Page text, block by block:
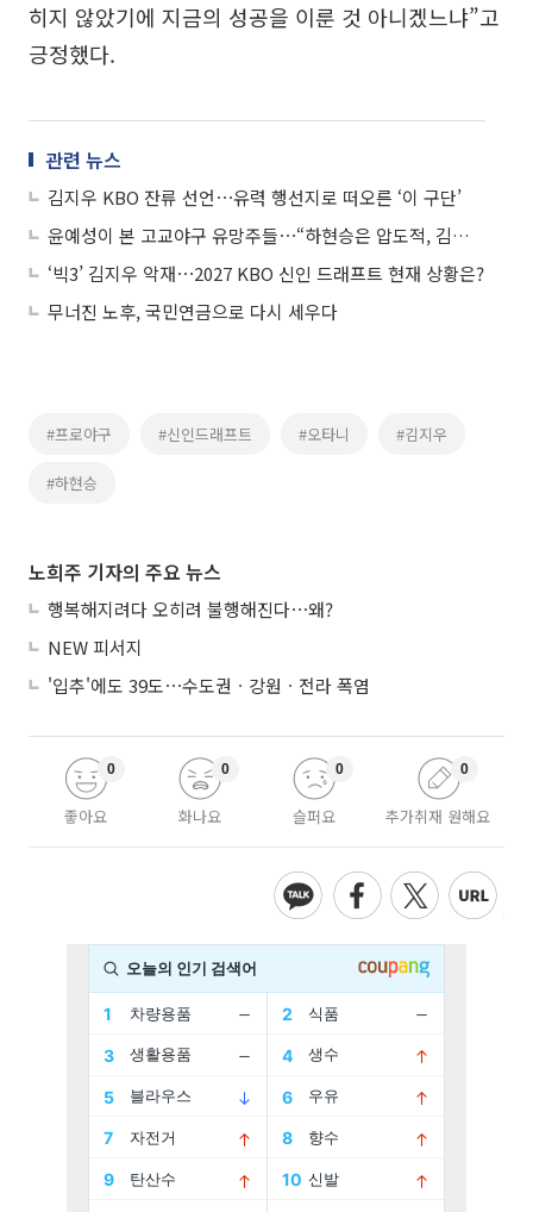
히지 않았기에 지금의 성공을 이룬 것 아니겠느냐”고
긍정했다.
관련 뉴스
김지우 KBO 잔류 선언⋯유력 행선지로 떠오른 ‘이 구단’
윤예성이 본 고교야구 유망주들⋯“하현승은 압도적, 김지우는 괴물”
‘빅3’ 김지우 악재⋯2027 KBO 신인 드래프트 현재 상황은?
무너진 노후, 국민연금으로 다시 세우다
#프로야구 #신인드래프트 #오타니 #김지우
#하현승
노희주 기자의 주요 뉴스
행복해지려다 오히려 불행해진다⋯왜?
NEW 피서지
'입추'에도 39도⋯수도권ㆍ강원ㆍ전라 폭염
좋아요
0
화나요
0
슬퍼요
0
추가취재 원해요
0